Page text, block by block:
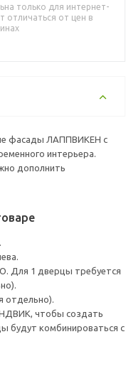
только для интернет-
отличаться от цен в
фасады ЛАППВИКЕН с
интерьера.
дополнить
Для 1 дверцы требуется
чтобы создать
будут комбинироваться с